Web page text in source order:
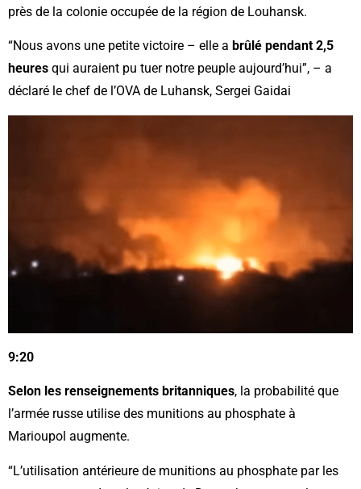
près de la colonie occupée de la région de Louhansk.
“Nous avons une petite victoire – elle a brûlé pendant 2,5
heures qui auraient pu tuer notre peuple aujourd’hui”, – a
déclaré le chef de l’OVA de Luhansk, Sergei Gaidai
9:20
Selon les renseignements britanniques, la probabilité que
l’armée russe utilise des munitions au phosphate à
Marioupol augmente.
“L’utilisation antérieure de munitions au phosphate par les